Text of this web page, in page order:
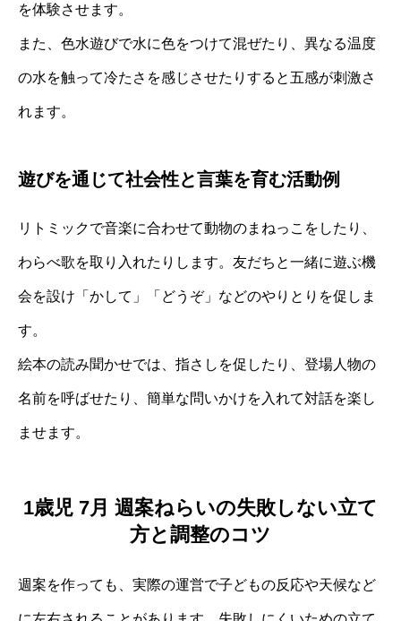
を体験させます。
また、色水遊びで水に色をつけて混ぜたり、異なる温度
の水を触って冷たさを感じさせたりすると五感が刺激さ
れます。
遊びを通じて社会性と言葉を育む活動例
リトミックで音楽に合わせて動物のまねっこをしたり、
わらべ歌を取り入れたりします。友だちと一緒に遊ぶ機
会を設け「かして」「どうぞ」などのやりとりを促しま
す。
絵本の読み聞かせでは、指さしを促したり、登場人物の
名前を呼ばせたり、簡単な問いかけを入れて対話を楽し
ませます。
1歳児 7月 週案ねらいの失敗しない立て
方と調整のコツ
週案を作っても、実際の運営で子どもの反応や天候など